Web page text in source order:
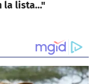
la lista..."